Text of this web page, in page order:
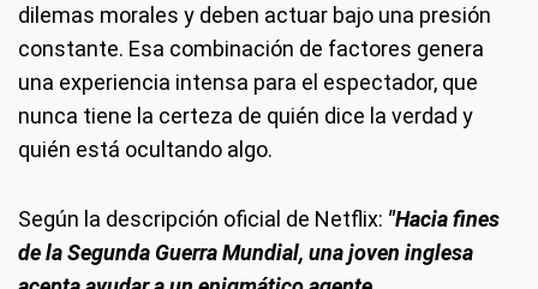
dilemas morales y deben actuar bajo una presión
constante. Esa combinación de factores genera
una experiencia intensa para el espectador, que
nunca tiene la certeza de quién dice la verdad y
quién está ocultando algo.
Según la descripción oficial de Netflix: "Hacia fines
de la Segunda Guerra Mundial, una joven inglesa